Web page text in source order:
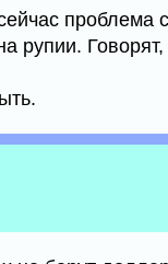
проблема
рупии.